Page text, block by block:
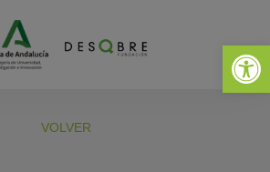
Abrir
VOLVER